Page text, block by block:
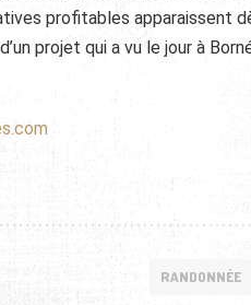
profitables apparaissent
projet qui a vu le jour à
RANDONNÉE